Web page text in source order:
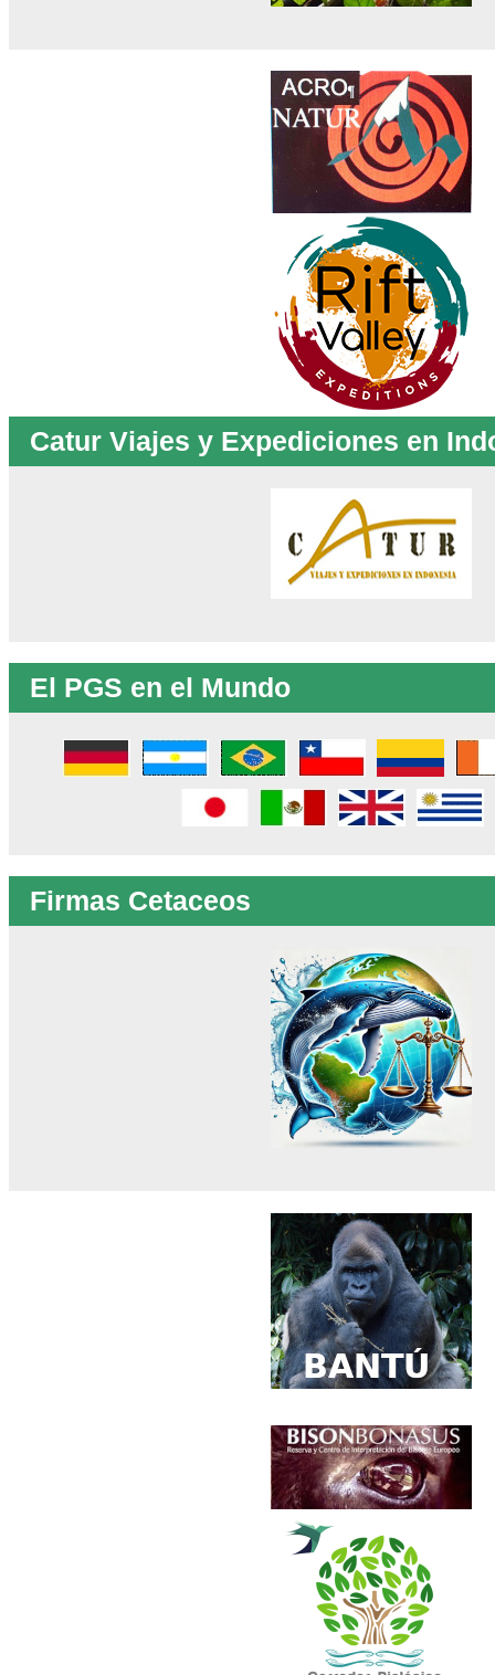
Catur Viajes y Expediciones en
El PGS en el Mundo
Firmas Cetaceos